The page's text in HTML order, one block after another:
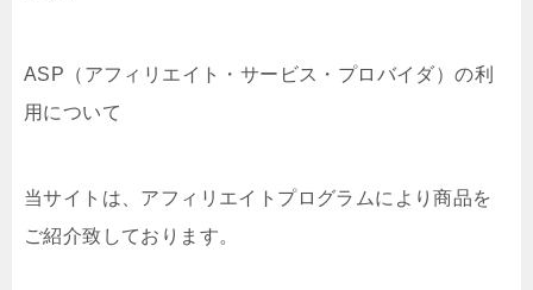
ASP（アフィリエイト・サービス・プロバイダ）の利
用について
当サイトは、アフィリエイトプログラムにより商品を
ご紹介致しております。